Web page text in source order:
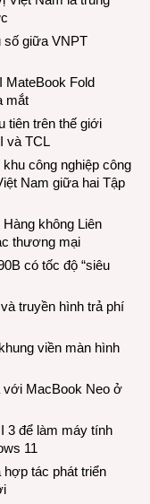
số giữa VNPT
MateBook Fold
mắt
tiên trên thế giới
và TCL
công nghiệp công
Nam giữa hai Tập
không Liên
thương mại
có tốc độ “siêu
truyền hình trả phí
viền màn hình
với MacBook Neo ở
3 để làm máy tính
11
tác phát triển